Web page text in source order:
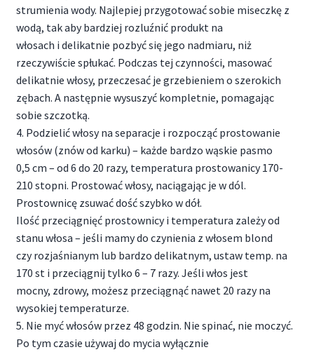
strumienia wody. Najlepiej przygotować sobie miseczkę z
wodą, tak aby bardziej rozluźnić produkt na
włosach i delikatnie pozbyć się jego nadmiaru, niż
rzeczywiście spłukać. Podczas tej czynności, masować
delikatnie włosy, przeczesać je grzebieniem o szerokich
zębach. A następnie wysuszyć kompletnie, pomagając
sobie szczotką.
4. Podzielić włosy na separacje i rozpocząć prostowanie
włosów (znów od karku) – każde bardzo wąskie pasmo
0,5 cm – od 6 do 20 razy, temperatura prostowanicy 170-
210 stopni. Prostować włosy, naciągając je w dól.
Prostownicę zsuwać dość szybko w dół.
Ilość przeciągnięć prostownicy i temperatura zależy od
stanu włosa – jeśli mamy do czynienia z włosem blond
czy rozjaśnianym lub bardzo delikatnym, ustaw temp. na
170 st i przeciągnij tylko 6 – 7 razy. Jeśli włos jest
mocny, zdrowy, możesz przeciągnąć nawet 20 razy na
wysokiej temperaturze.
5. Nie myć włosów przez 48 godzin. Nie spinać, nie moczyć.
Po tym czasie używaj do mycia wyłącznie